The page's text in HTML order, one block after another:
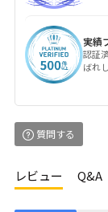
実績
認証
ばれ
質問する
レビュー Q&A